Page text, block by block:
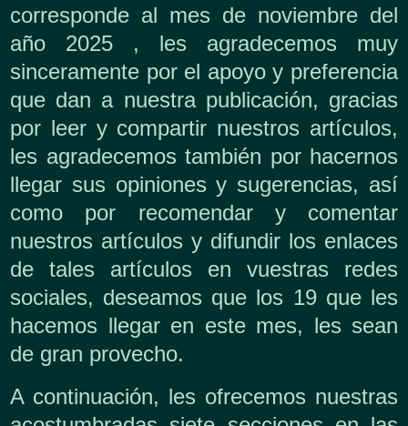
corresponde al mes de noviembre del
año 2025 , les agradecemos muy
sinceramente por el apoyo y preferencia
que dan a nuestra publicación, gracias
por leer y compartir nuestros artículos,
les agradecemos también por hacernos
llegar sus opiniones y sugerencias, así
como por recomendar y comentar
nuestros artículos y difundir los enlaces
de tales artículos en vuestras redes
sociales, deseamos que los 19 que les
hacemos llegar en este mes, les sean
de gran provecho.
A continuación, les ofrecemos nuestras